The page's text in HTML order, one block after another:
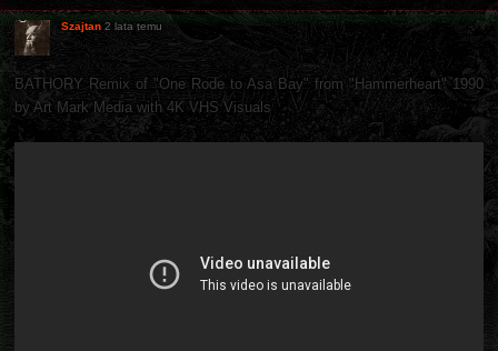
Szajtan 2 lata temu
BATHORY Remix of "One Rode to Asa Bay" from "Hammerheart" 1990
by Art Mark Media with 4K VHS Visuals